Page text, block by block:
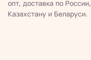
опт, доставка по России,
Казахстану и Беларуси.